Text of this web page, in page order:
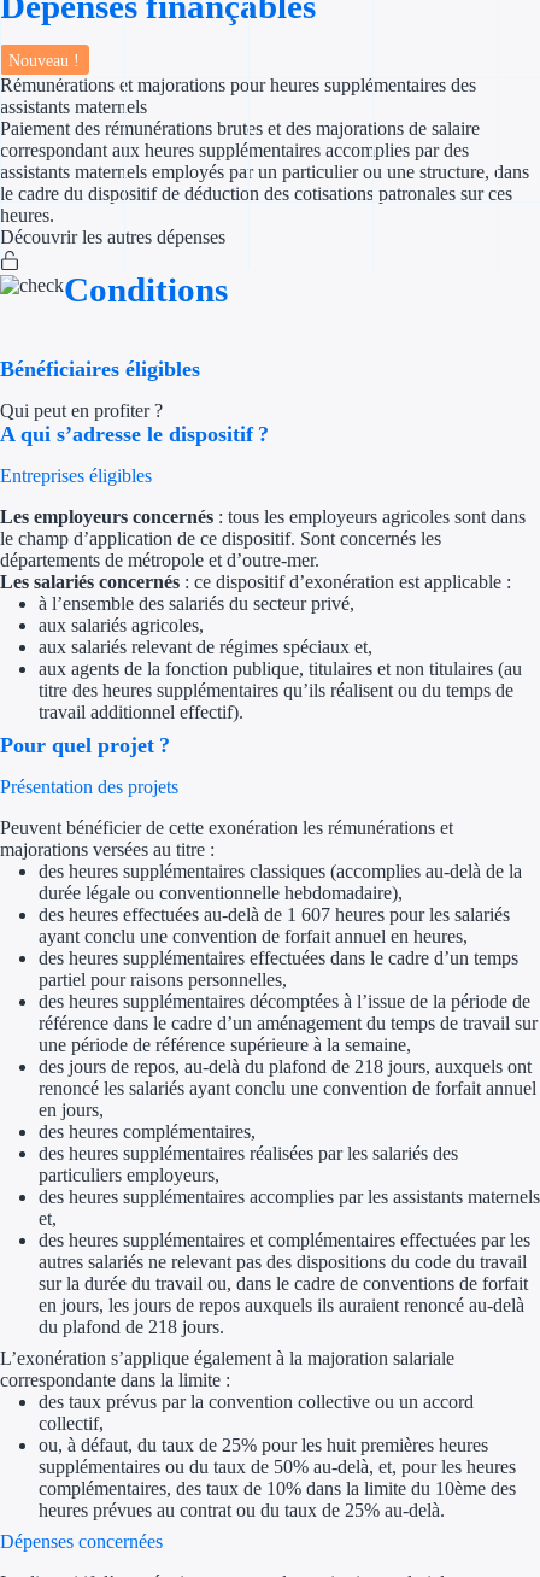
Par financeur
Trouvez des idées de
Quelles aides pour
Ouvrage
Territoires
Aides Région
Aides Région
Aides Région
Aides Région
Régions de I à P
Aides Région
Aides Région
Aides Région
Aides Région
Nouveau !
Rémunérations et majorations pour heures supplémentaires des
assistants maternels
Paiement des rémunérations brutes et des majorations de salaire
correspondant aux heures supplémentaires accomplies par des
assistants maternels employés par un particulier ou une structure, dans
le cadre du dispositif de déduction des cotisations patronales sur ces
heures.
Découvrir les autres dépenses
Conditions
Bénéficiaires éligibles
Qui peut en profiter ?
A qui s’adresse le dispositif ?
Entreprises éligibles
Les employeurs concernés : tous les employeurs agricoles sont dans
le champ d’application de ce dispositif. Sont concernés les
départements de métropole et d’outre-mer.
Les salariés concernés : ce dispositif d’exonération est applicable :
à l’ensemble des salariés du secteur privé,
aux salariés agricoles,
aux salariés relevant de régimes spéciaux et,
aux agents de la fonction publique, titulaires et non titulaires (au
titre des heures supplémentaires qu’ils réalisent ou du temps de
travail additionnel effectif).
Pour quel projet ?
Présentation des projets
Peuvent bénéficier de cette exonération les rémunérations et
majorations versées au titre :
des heures supplémentaires classiques (accomplies au-delà de la
durée légale ou conventionnelle hebdomadaire),
des heures effectuées au-delà de 1 607 heures pour les salariés
ayant conclu une convention de forfait annuel en heures,
des heures supplémentaires effectuées dans le cadre d’un temps
partiel pour raisons personnelles,
des heures supplémentaires décomptées à l’issue de la période de
référence dans le cadre d’un aménagement du temps de travail sur
une période de référence supérieure à la semaine,
des jours de repos, au-delà du plafond de 218 jours, auxquels ont
renoncé les salariés ayant conclu une convention de forfait annuel
en jours,
des heures complémentaires,
des heures supplémentaires réalisées par les salariés des
particuliers employeurs,
des heures supplémentaires accomplies par les assistants maternels
et,
des heures supplémentaires et complémentaires effectuées par les
autres salariés ne relevant pas des dispositions du code du travail
sur la durée du travail ou, dans le cadre de conventions de forfait
en jours, les jours de repos auxquels ils auraient renoncé au-delà
du plafond de 218 jours.
L’exonération s’applique également à la majoration salariale
correspondante dans la limite :
des taux prévus par la convention collective ou un accord
collectif,
ou, à défaut, du taux de 25% pour les huit premières heures
supplémentaires ou du taux de 50% au-delà, et, pour les heures
complémentaires, des taux de 10% dans la limite du 10ème des
heures prévues au contrat ou du taux de 25% au-delà.
Dépenses concernées